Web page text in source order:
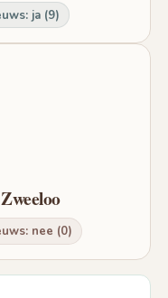
ja (9)
nee (0)